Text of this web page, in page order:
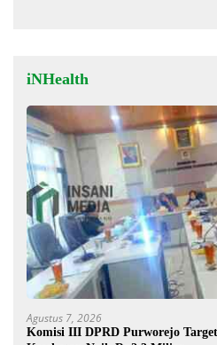
iNHealth
Agustus 7, 2026
Komisi III DPRD Purworejo